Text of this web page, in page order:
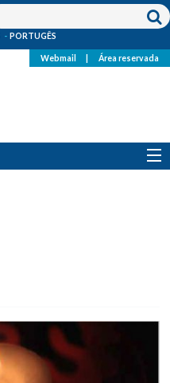
PORTUGÊS
Webmail Área reservada